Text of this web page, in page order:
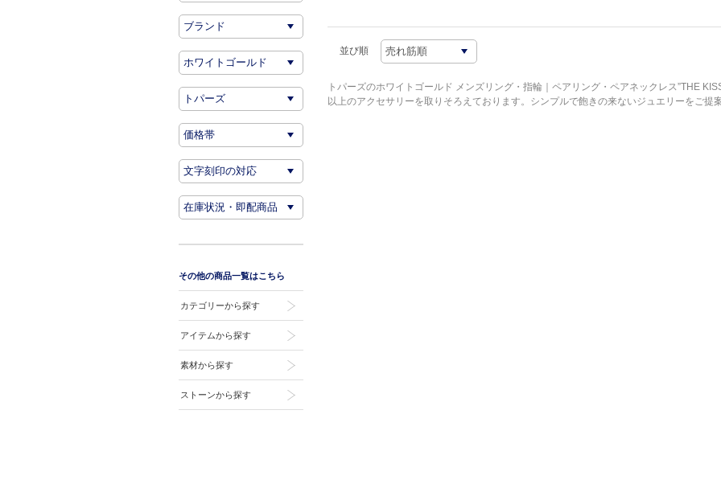
並び順
トパーズのホワイトゴールド メンズリング・指輪｜ペアリング・ペアネックレス”THE
以上のアクセサリーを取りそろえております。シンプルで飽きの来ないジュエリーをご提
その他の商品一覧はこちら
カテゴリーから探す
アイテムから探す
素材から探す
ストーンから探す